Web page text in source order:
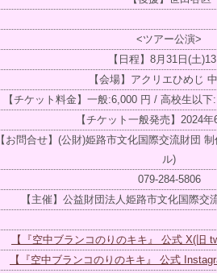
<ツアー公演>
【日程】8月31日(土
【会場】アクリエひめじ
【チケット料金】一般:6,000 円 / 高校生以
【チケット一般発売】2024
【お問合せ】(公財)姫路市文化国際交流財団
ル)
079-284-5806
【主催】公益財団法人姫路市文化国際交
【『空中ブランコのりのキキ』 公式 X(旧
【『空中ブランコのりのキキ』 公式